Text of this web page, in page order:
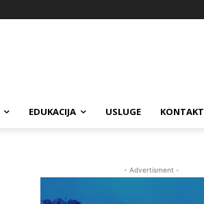
EDUKACIJA USLUGE KONTAKT
- Advertisment -